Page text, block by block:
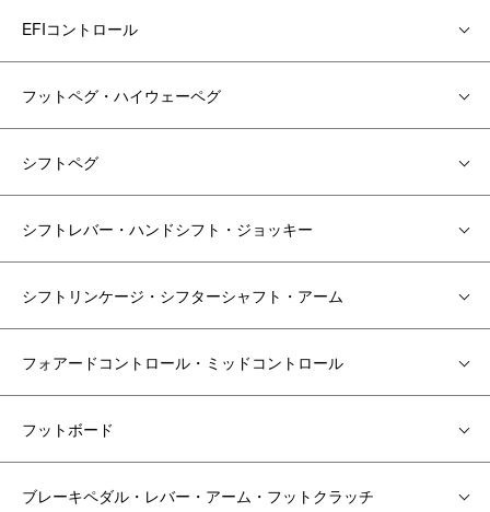
EFIコントロール
フットペグ・ハイウェーペグ
シフトペグ
シフトレバー・ハンドシフト・ジョッキー
シフトリンケージ・シフターシャフト・アーム
フォアードコントロール・ミッドコントロール
フットボード
ブレーキペダル・レバー・アーム・フットクラッチ